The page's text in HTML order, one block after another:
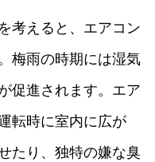
考えると、エアコン
梅雨の時期には湿気
促進されます。エア
転時に室内に広が
たり、独特の嫌な臭